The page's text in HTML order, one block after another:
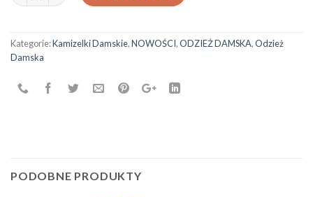
Kategorie:Kamizelki Damskie,NOWOŚCI,ODZIEŻ DAMSKA,Odzież
Damska
PODOBNE PRODUKTY